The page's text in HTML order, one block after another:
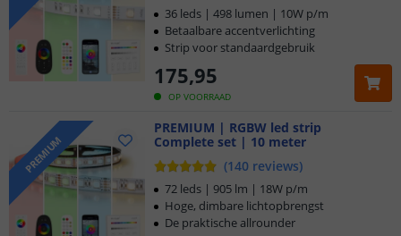
OP VOORRAAD
175,95
36 leds | 498 lumen | 10W p/m
Betaalbare accentverlichting
Strip voor standaardgebruik
PREMIUM
PREMIUM | RGBW led strip
Complete set | 10 meter
(140 reviews)
72 leds | 905 lm | 18W p/m
Hoge, dimbare lichtopbrengst
De praktische allrounder